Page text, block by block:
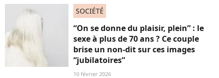
SOCIÉTÉ
“On se donne du plaisir, plein” : le
sexe à plus de 70 ans ? Ce couple
brise un non-dit sur ces images
“jubilatoires”
10 février 2026